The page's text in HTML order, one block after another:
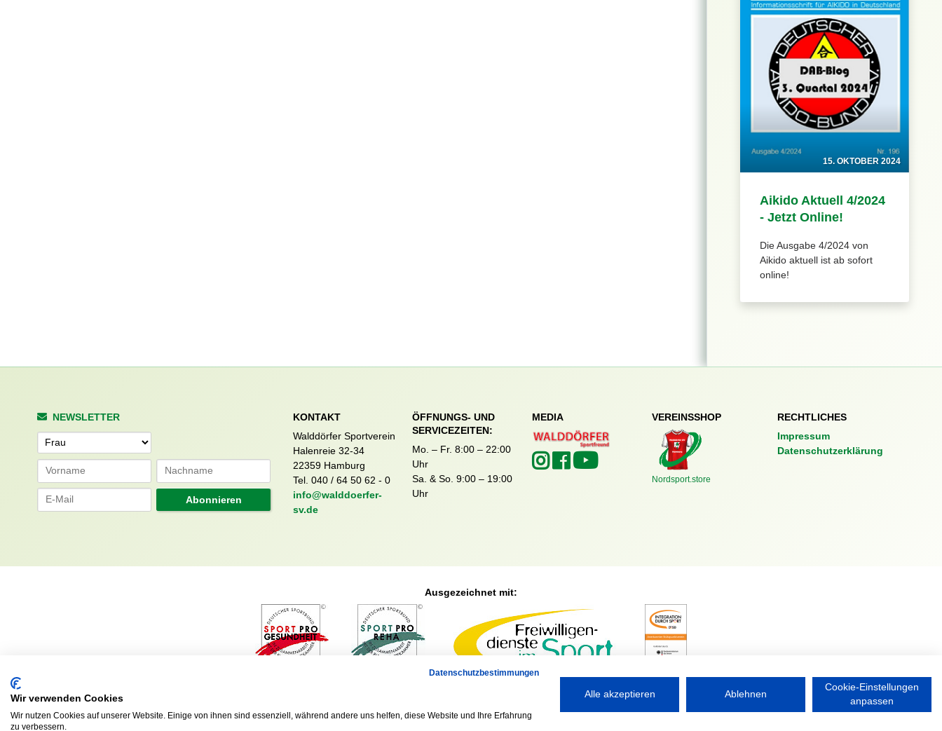
15. OKTOBER 2024
Aikido Aktuell 4/2024
- Jetzt Online!
Die Ausgabe 4/2024 von
Aikido aktuell ist ab sofort
online!
NEWSLETTER
Anrede
Abonnieren
KONTAKT
Walddörfer Sportverein
Halenreie 32-34
22359 Hamburg
Tel. 040 / 64 50 62 - 0
info@walddoerfer-
sv.de
ÖFFNUNGS- UND
SERVICEZEITEN:
Mo. – Fr. 8:00 – 22:00
Uhr
Sa. & So. 9:00 – 19:00
Uhr
MEDIA VEREINSSHOP
Nordsport.store
RECHTLICHES
Impressum
Datenschutzerklärung
Ausgezeichnet mit:
Datenschutzbestimmungen
Wir verwenden Cookies
Wir nutzen Cookies auf unserer Website. Einige von ihnen sind essenziell, während andere uns helfen, diese Website und Ihre Erfahrung
zu verbessern.
Alle akzeptieren Ablehnen
Cookie-Einstellungen
anpassen